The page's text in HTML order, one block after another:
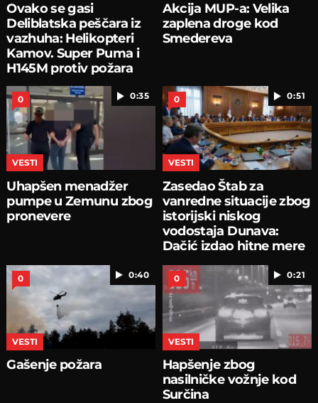
Ovako se gasi
Deliblatska peščara iz
vazhuha: Helikopteri
Kamov. Super Puma i
H145M protiv požara
Akcija MUP-a: Velika
zaplena droge kod
Smedereva
0:35
0
VESTI
Uhapšen menadžer
pumpe u Zemunu zbog
pronevere
0:51
0
VESTI
Zasedao Štab za
vanredne situacije zbog
istorijski niskog
vodostaja Dunava:
Dačić izdao hitne mere
0:40
0
VESTI
Gašenje požara
0:21
0
VESTI
Hapšenje zbog
nasilničke vožnje kod
Surčina